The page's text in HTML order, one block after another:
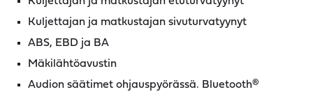
Kuljettajan ja matkustajan sivuturvatyynyt
ABS, EBD ja BA
Mäkilähtöavustin
Audion säätimet ohjauspyörässä. Bluetooth®